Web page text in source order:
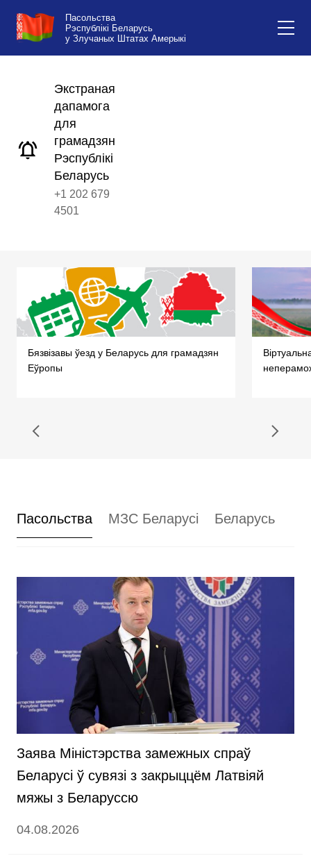
Пасольства
Рэспублікі Беларусь
у Злучаных Штатах Амерыкі
Экстраная
дапамога
для
грамадзян
Рэспублікі
Беларусь
+1 202 679
4501
Бязвізавы ўезд у Беларусь для грамадзян
Еўропы
Пасольства МЗС Беларусі Беларусь
Заява Міністэрства замежных спраў
Беларусі ў сувязі з закрыццём Латвіяй
мяжы з Беларуссю
04.08.2026